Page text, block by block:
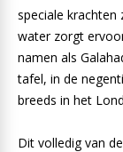
speciale krachten
water zorgt
namen als
tafel, in de
breeds in het
Dit volledig van